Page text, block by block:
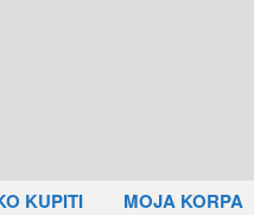
KUPITI MOJA KORPA